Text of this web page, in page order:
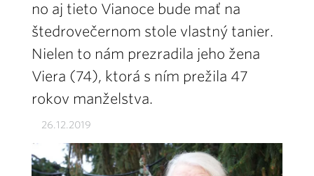
no aj tieto Vianoce bude mať na
štedrovečernom stole vlastný tanier.
Nielen to nám prezradila jeho žena
Viera (74), ktorá s ním prežila 47
rokov manželstva.
26.12.2019